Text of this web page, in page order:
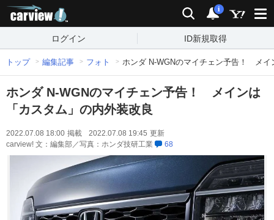
検索 通知
i
ログイン ID新規取得
トップ 編集記事 フォト ホンダ N-WGNのマイチェン予告！ メイ
ホンダ N-WGNのマイチェン予告！ メインは
「カスタム」の内外装改良
2022.07.08 18:00 掲載 2022.07.08 19:45 更新
carview! 文：編集部／写真：ホンダ技研工業
68